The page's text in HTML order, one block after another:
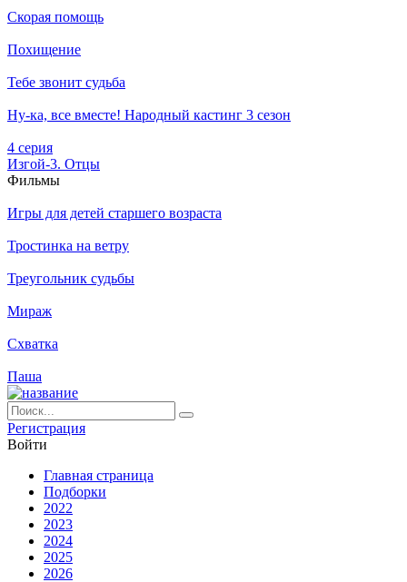
Скорая помощь
Похищение
Тебе звонит судьба
Ну-ка, все вместе! Народный кастинг 3 сезон
4 серия
Изгой-3. Отцы
Филь­мы
Игры для детей старшего возраста
Тростинка на ветру
Треугольник судьбы
Мираж
Схватка
Паша
Ре­ги­ст­ра­ция
Вой­ти
Глав­ная стра­ни­ца
Подборки
2022
2023
2024
2025
2026